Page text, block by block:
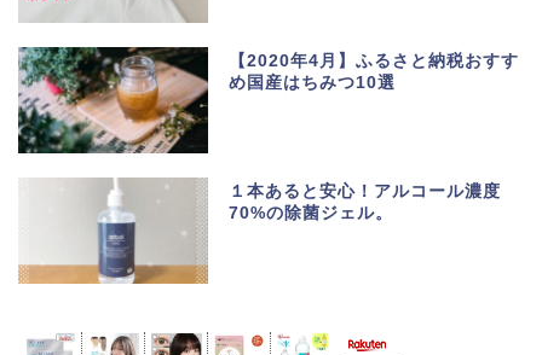
【2020年4月】ふるさと納税おすす
め国産はちみつ10選
１本あると安心！アルコール濃度
70%の除菌ジェル。